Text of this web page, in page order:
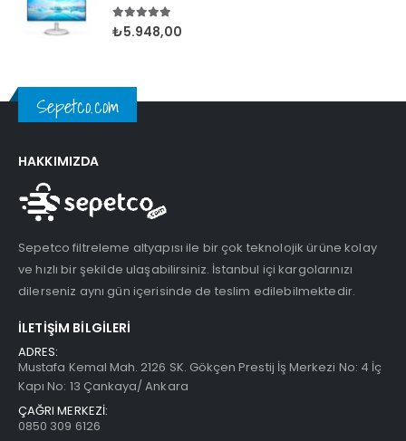
5.005 üzerinden
₺5.948,00
Sepetco.com
HAKKIMIZDA
Sepetco filtreleme altyapısı ile bir çok teknolojik ürüne kolay
ve hızlı bir şekilde ulaşabilirsiniz. İstanbul içi kargolarınızı
dilerseniz aynı gün içerisinde de teslim edilebilmektedir.
İLETIŞIM BILGILERI
ADRES:
Mustafa Kemal Mah. 2126 SK. Gökçen Prestij İş Merkezi No: 4 İç
Kapı No: 13 Çankaya/ Ankara
ÇAĞRI MERKEZİ:
0850 309 6126